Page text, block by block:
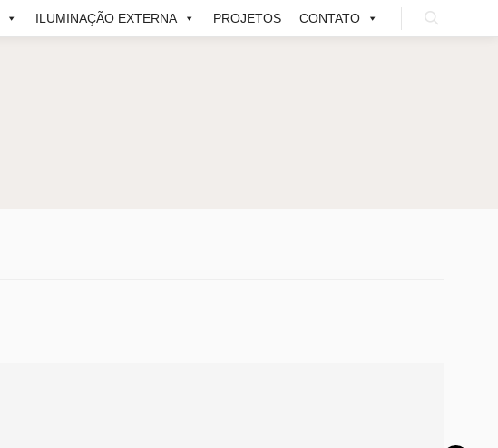
ILUMINAÇÃO EXTERNA PROJETOS CONTATO